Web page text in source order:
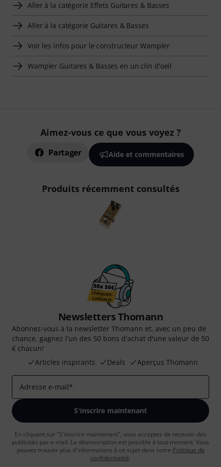
Aller à la catégorie Effets Guitares & Basses
Aller à la catégorie Guitares & Basses
Voir les infos pour le constructeur Wampler
Wampler Guitares & Basses en un clin d'oeil
Aimez-vous ce que vous voyez ?
Partager Aide et commentaires
Produits récemment consultés
Newsletters Thomann
Abonnez-vous à la newsletter Thomann et, avec un peu de
chance, gagnez l'un des 50 bons d'achat d'une valeur de 50
€ chacun!
Articles inspirants
Deals Aperçus Thomann
Adresse e-mail*
S'inscrire maintenant
En cliquant sur "S'inscrire maintenant", vous acceptez de recevoir des
publicités par e-mail. La désinscription est possible à tout moment. Vous
pouvez trouver plus d'informations à ce sujet dans notre Politique de
confidentialité.